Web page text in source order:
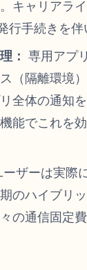
キャリアラ
行手続きを伴
： 専用アプ
（隔離環境
全体の通知
能でこれを
ーザーは実際
のハイブリ
の通信固定